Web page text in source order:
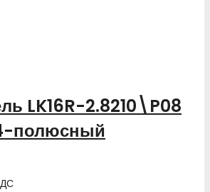
LK16R-2.8210\P08
полюсный